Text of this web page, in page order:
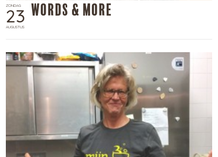
ZONDAG
23
AUGUSTUS
Words & More